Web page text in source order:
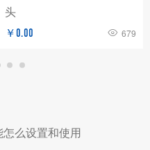
头
￥0.00 679
么设置和使用